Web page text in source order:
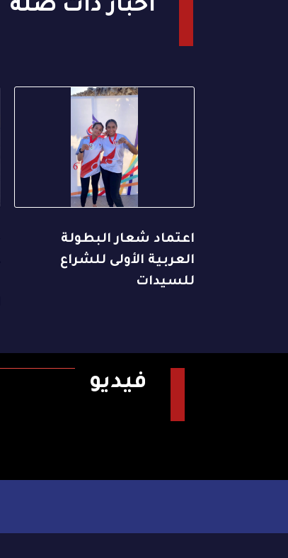
أخبار ذات صلة
اعتماد شعار البطولة
العربية الأولى للشراع
للسيدات
فيديو